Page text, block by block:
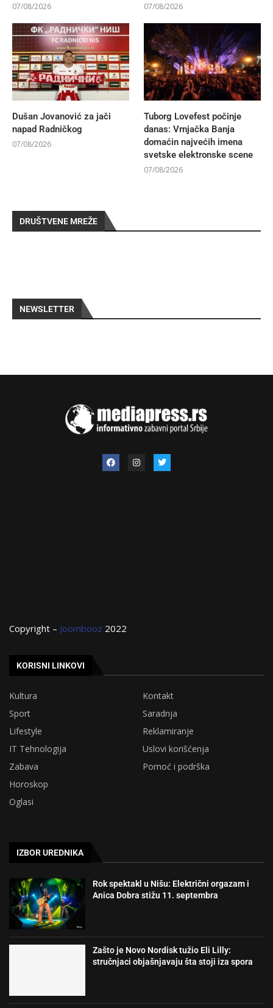
07/08/2026 07/08/2026
Dušan Jovanović za jači
napad Radničkog
07/08/2026
Tuborg Lovefest počinje
danas: Vrnjačka Banja
domaćin najvećih imena
svetske elektronske scene
07/08/2026
DRUŠTVENE MREŽE
NEWSLETTER
Copyright – Joombooz 2022
KORISNI LINKOVI
Kultura
Kontakt
Sport
Saradnja
Lifestyle
Reklamiranje
IT Tehnologija
Uslovi korišćenja
Zabava
Pomoć i podrška
Horoskop
Oglasi
IZBOR UREDNIKA
Rok spektakl u Nišu: Električni orgazam i
Anica Dobra stižu 11. septembra
Zašto je Novo Nordisk tužio Eli Lilly:
stručnjaci objašnjavaju šta stoji iza spora